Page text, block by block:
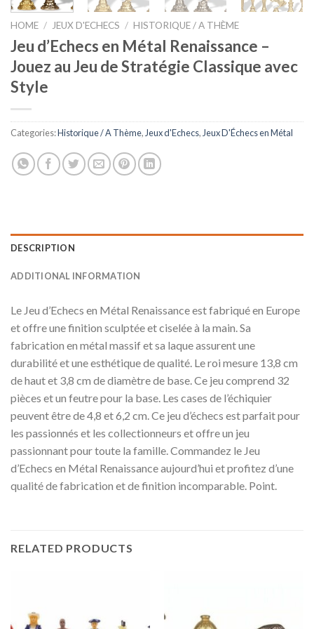
HOME / JEUX D'ECHECS / HISTORIQUE / A THÈME
Jeu d’Echecs en Métal Renaissance –
Jouez au Jeu de Stratégie Classique avec
Style
Categories:Historique / A Thème, Jeux d'Echecs, Jeux D'Échecs en Métal
DESCRIPTION
ADDITIONAL INFORMATION
Le Jeu d’Echecs en Métal Renaissance est fabriqué en Europe
et offre une finition sculptée et ciselée à la main. Sa
fabrication en métal massif et sa laque assurent une
durabilité et une esthétique de qualité. Le roi mesure 13,8 cm
de haut et 3,8 cm de diamètre de base. Ce jeu comprend 32
pièces et un feutre pour la base. Les cases de l’échiquier
peuvent être de 4,8 et 6,2 cm. Ce jeu d’échecs est parfait pour
les passionnés et les collectionneurs et offre un jeu
passionnant pour toute la famille. Commandez le Jeu
d’Echecs en Métal Renaissance aujourd’hui et profitez d’une
qualité de fabrication et de finition incomparable. Point.
RELATED PRODUCTS